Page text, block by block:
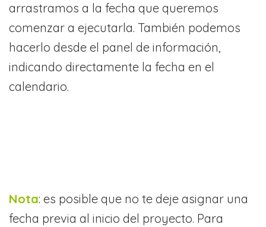
arrastramos a la fecha que queremos
comenzar a ejecutarla. También podemos
hacerlo desde el panel de información,
indicando directamente la fecha en el
calendario.
Nota: es posible que no te deje asignar una
fecha previa al inicio del proyecto. Para